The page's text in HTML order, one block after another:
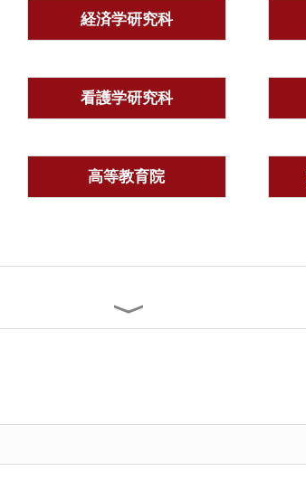
経済学研究科
看護学研究科
高等教育院